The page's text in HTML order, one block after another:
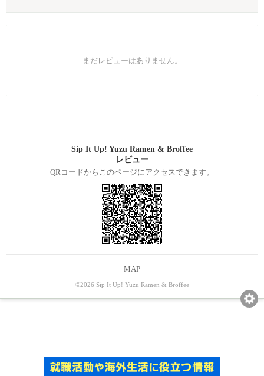
まだレビューはありません。
Sip It Up! Yuzu Ramen & Broffee
レビュー
QRコードからこのページにアクセスできます。
MAP
©2026 Sip It Up! Yuzu Ramen & Broffee